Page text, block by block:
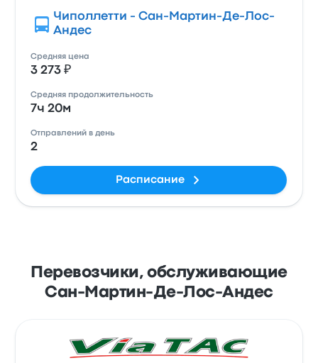
Чиполлетти - Сан-Мартин-Де-Лос-
Андес
Средняя цена
3 273 ₽
Средняя продолжительность
7ч 20м
Отправлений в день
2
Расписание
Перевозчики, обслуживающие
Сан-Мартин-Де-Лос-Андес